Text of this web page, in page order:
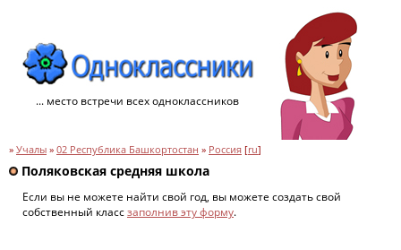
... место встречи всех одноклассников
» Учалы » 02 Республика Башкортостан » Россия [ru]
Поляковская средняя школа
Если вы не можете найти свой год, вы можете создать свой
собственный классзаполнив эту форму.